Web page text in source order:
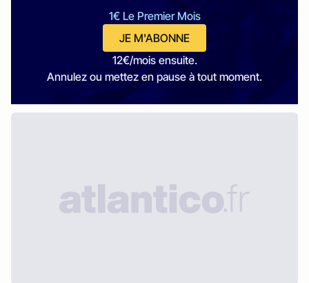
1€ Le Premier Mois
JE M'ABONNE
12€/mois ensuite.
Annulez ou mettez en pause à tout moment.